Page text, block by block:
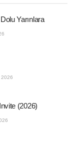
Yarınlara
2026
(2026)